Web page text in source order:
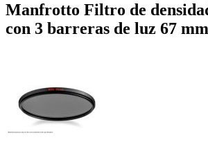
Manfrotto Filtro de
con 3 barreras de luz 67 mm